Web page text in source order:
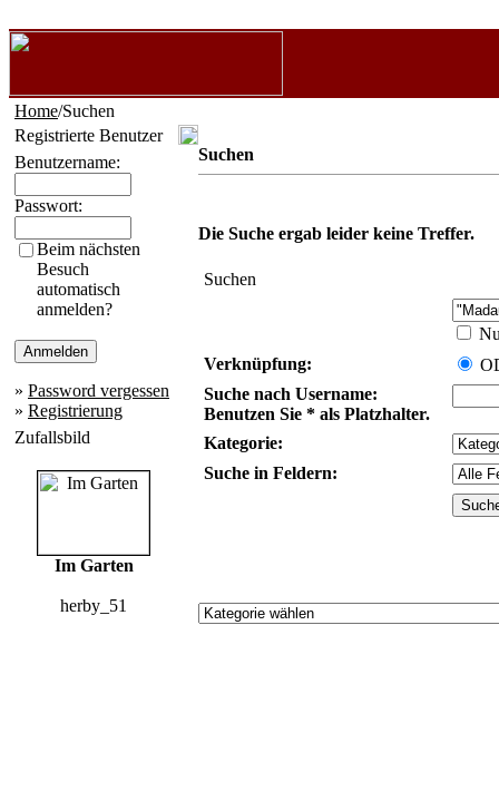
Home/Suchen
Registrierte Benutzer
Benutzername:
Passwort:
Beim nächsten
Besuch
automatisch
anmelden?
» Password vergessen
» Registrierung
Zufallsbild
Im Garten
herby_51
Suchen
Die Suche ergab leider keine Treffer.
Suchen
Verknüpfung:
Suche nach Username:
Benutzen Sie * als Platzhalter.
Kategorie:
Suche in Feldern: